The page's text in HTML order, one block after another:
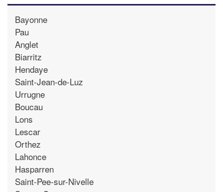
Bayonne
Pau
Anglet
Biarritz
Hendaye
Saint-Jean-de-Luz
Urrugne
Boucau
Lons
Lescar
Orthez
Lahonce
Hasparren
Saint-Pee-sur-Nivelle